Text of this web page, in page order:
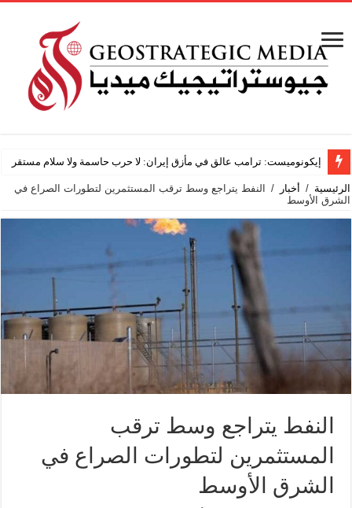
باحث أم
الرئيسية / أخبار /
النفط يتراجع وسط ترقب المستثمرين لتطورات الصراع في
الشرق الأوسط
النفط يتراجع وسط ترقب
المستثمرين لتطورات الصراع في
الشرق الأوسط